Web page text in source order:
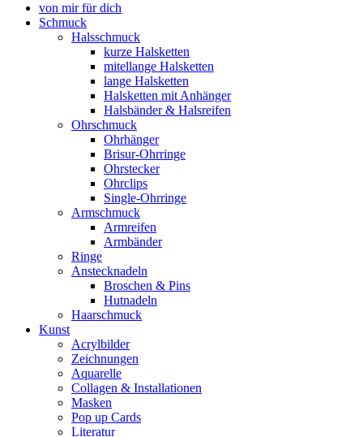
von mir für dich
Schmuck
Halsschmuck
kurze Halsketten
mitellange Halsketten
lange Halsketten
Halsketten mit Anhänger
Halsbänder & Halsreifen
Ohrschmuck
Ohrhänger
Brisur-Ohrringe
Ohrstecker
Ohrclips
Single-Ohrringe
Armschmuck
Armreifen
Armbänder
Ringe
Anstecknadeln
Broschen & Pins
Hutnadeln
Haarschmuck
Kunst
Acrylbilder
Zeichnungen
Aquarelle
Collagen & Installationen
Masken
Pop up Cards
Literatur